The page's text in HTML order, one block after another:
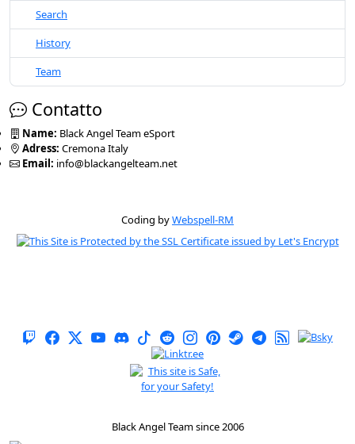
Search
History
Team
Contatto
Name: Black Angel Team eSport
Adress: Cremona Italy
Email: info@blackangelteam.net
Coding byWebspell-RM
Black Angel Team since 2006